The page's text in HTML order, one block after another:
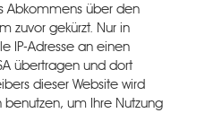
Abkommens über den
zuvor gekürzt. Nur in
IP-Adresse an einen
übertragen und dort
dieser Website wird
um Ihre Nutzung